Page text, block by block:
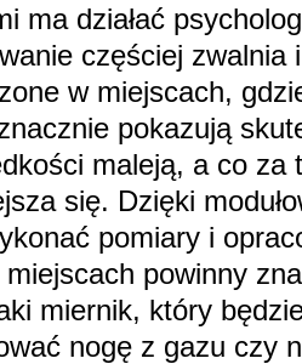
ma działać
częściej zwalnia
w miejscach,
pokazują
maleją, a co za
się. Dzięki
pomiary i
powinny
miernik, który
nogę z gazu czy